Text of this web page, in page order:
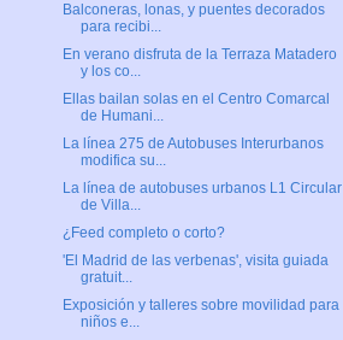
Balconeras, lonas, y puentes decorados
para recibi...
En verano disfruta de la Terraza Matadero
y los co...
Ellas bailan solas en el Centro Comarcal
de Humani...
La línea 275 de Autobuses Interurbanos
modifica su...
La línea de autobuses urbanos L1 Circular
de Villa...
¿Feed completo o corto?
'El Madrid de las verbenas', visita guiada
gratuit...
Exposición y talleres sobre movilidad para
niños e...